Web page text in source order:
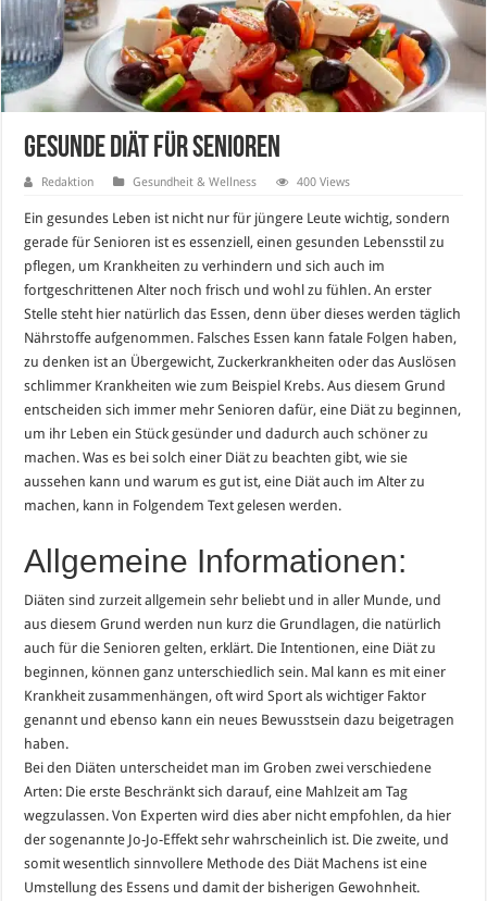
Gesunde Diät für Senioren
Redaktion Gesundheit & Wellness 400 Views
Ein gesundes Leben ist nicht nur für jüngere Leute wichtig, sondern
gerade für Senioren ist es essenziell, einen gesunden Lebensstil zu
pflegen, um Krankheiten zu verhindern und sich auch im
fortgeschrittenen Alter noch frisch und wohl zu fühlen. An erster
Stelle steht hier natürlich das Essen, denn über dieses werden täglich
Nährstoffe aufgenommen. Falsches Essen kann fatale Folgen haben,
zu denken ist an Übergewicht, Zuckerkrankheiten oder das Auslösen
schlimmer Krankheiten wie zum Beispiel Krebs. Aus diesem Grund
entscheiden sich immer mehr Senioren dafür, eine Diät zu beginnen,
um ihr Leben ein Stück gesünder und dadurch auch schöner zu
machen. Was es bei solch einer Diät zu beachten gibt, wie sie
aussehen kann und warum es gut ist, eine Diät auch im Alter zu
machen, kann in Folgendem Text gelesen werden.
Allgemeine Informationen:
Diäten sind zurzeit allgemein sehr beliebt und in aller Munde, und
aus diesem Grund werden nun kurz die Grundlagen, die natürlich
auch für die Senioren gelten, erklärt. Die Intentionen, eine Diät zu
beginnen, können ganz unterschiedlich sein. Mal kann es mit einer
Krankheit zusammenhängen, oft wird Sport als wichtiger Faktor
genannt und ebenso kann ein neues Bewusstsein dazu beigetragen
haben.
Bei den Diäten unterscheidet man im Groben zwei verschiedene
Arten: Die erste Beschränkt sich darauf, eine Mahlzeit am Tag
wegzulassen. Von Experten wird dies aber nicht empfohlen, da hier
der sogenannte Jo-Jo-Effekt sehr wahrscheinlich ist. Die zweite, und
somit wesentlich sinnvollere Methode des Diät Machens ist eine
Umstellung des Essens und damit der bisherigen Gewohnheit.